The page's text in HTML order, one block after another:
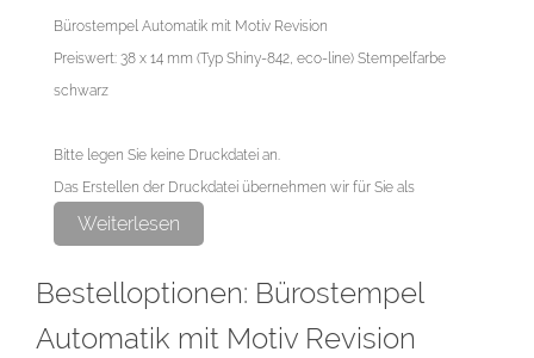
Bürostempel Automatik mit Motiv Revision
Preiswert: 38 x 14 mm (Typ Shiny-842, eco-line) Stempelfarbe
schwarz
Bitte legen Sie keine Druckdatei an.
Das Erstellen der Druckdatei übernehmen wir für Sie als
exklusiven Service.
Weiterlesen
Bestelloptionen: Bürostempel
Automatik mit Motiv Revision